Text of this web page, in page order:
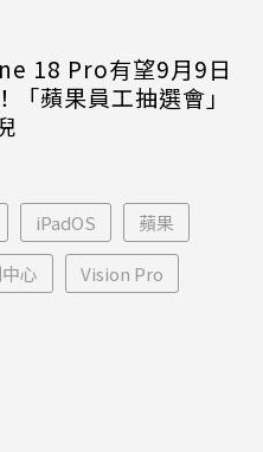
18 Pro有望9月9日
「蘋果員工抽選會」
iPadOS 蘋果
心 Vision Pro